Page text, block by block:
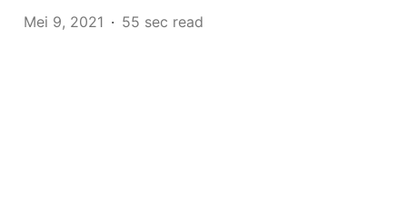
Mei 9, 2021 55 sec read